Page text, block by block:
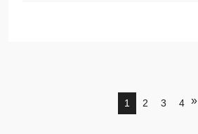
1 2 3 4 »